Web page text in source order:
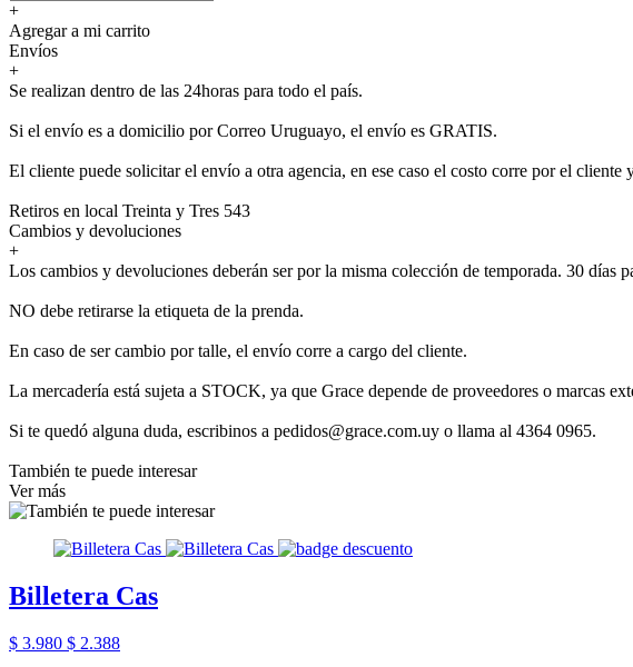
+
Agregar a mi carrito
Envíos
+
Se realizan dentro de las 24horas para todo el país.
Si el envío es a domicilio por Correo Uruguayo, el envío es GRATIS.
El cliente puede solicitar el envío a otra agencia, en ese caso el costo corre por el cliente
Retiros en local Treinta y Tres 543
Cambios y devoluciones
+
Los cambios y devoluciones deberán ser por la misma colección de temporada. 30 días
NO debe retirarse la etiqueta de la prenda.
En caso de ser cambio por talle, el envío corre a cargo del cliente.
La mercadería está sujeta a STOCK, ya que Grace depende de proveedores o marcas
Si te quedó alguna duda, escribinos a pedidos@grace.com.uy o llama al 4364 0965.
También te puede interesar
Ver más
Billetera Cas
$ 3.980 $ 2.388